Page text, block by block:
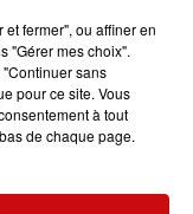
à 20h00
à 21h50
fermer", ou affiner en
"Gérer mes choix".
sans
pour ce site. Vous
à tout
de chaque page.